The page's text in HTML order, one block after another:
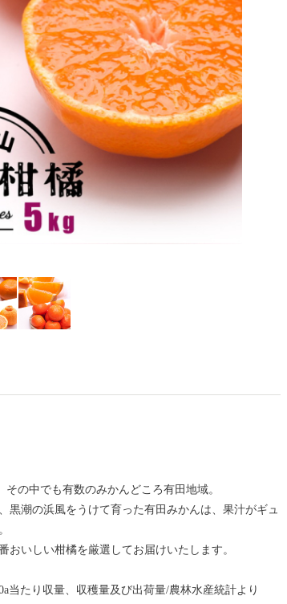
の中でも有数のみかんどころ有田地域。
黒潮の浜風をうけて育った有田みかんは、果汁がギュ
おいしい柑橘を厳選してお届けいたします。
当たり収量、収穫量及び出荷量/農林水産統計より